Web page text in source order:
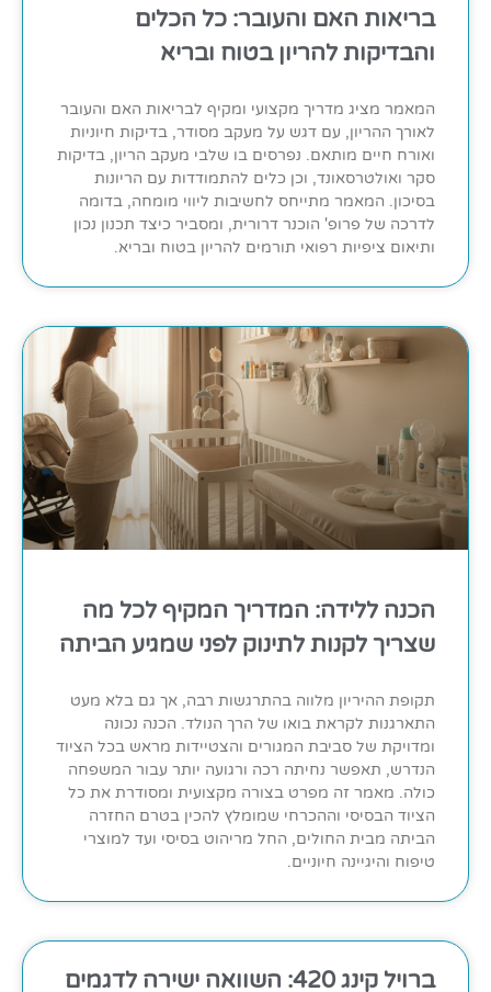
בריאות האם והעובר: כל הכלים
והבדיקות להריון בטוח ובריא
המאמר מציג מדריך מקצועי ומקיף לבריאות האם והעובר
לאורך ההריון, עם דגש על מעקב מסודר, בדיקות חיוניות
ואורח חיים מותאם. נפרסים בו שלבי מעקב הריון, בדיקות
סקר ואולטרסאונד, וכן כלים להתמודדות עם הריונות
בסיכון. המאמר מתייחס לחשיבות ליווי מומחה, בדומה
לדרכה של פרופ' הוכנר דרורית, ומסביר כיצד תכנון נכון
ותיאום ציפיות רפואי תורמים להריון בטוח ובריא.
הכנה ללידה: המדריך המקיף לכל מה
שצריך לקנות לתינוק לפני שמגיע הביתה
תקופת ההיריון מלווה בהתרגשות רבה, אך גם בלא מעט
התארגנות לקראת בואו של הרך הנולד. הכנה נכונה
ומדויקת של סביבת המגורים והצטיידות מראש בכל הציוד
הנדרש, תאפשר נחיתה רכה ורגועה יותר עבור המשפחה
כולה. מאמר זה מפרט בצורה מקצועית ומסודרת את כל
הציוד הבסיסי וההכרחי שמומלץ להכין בטרם החזרה
הביתה מבית החולים, החל מריהוט בסיסי ועד למוצרי
טיפוח והיגיינה חיוניים.
ברויל קינג 420: השוואה ישירה לדגמים